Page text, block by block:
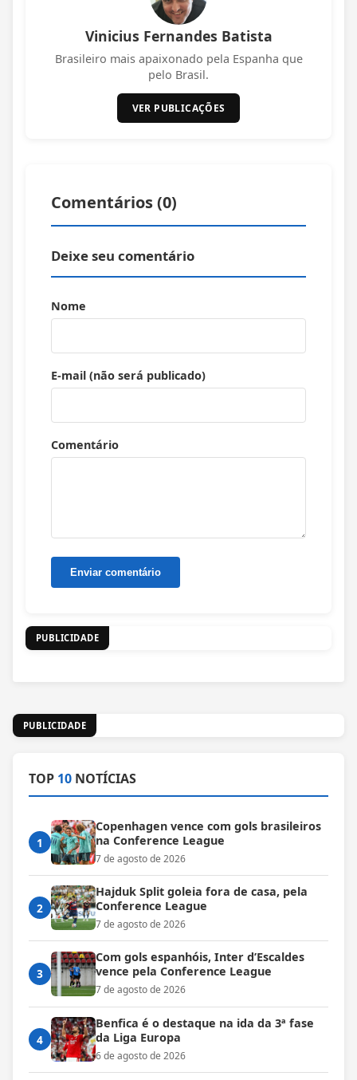
Vinicius Fernandes Batista
Brasileiro mais apaixonado pela Espanha que
pelo Brasil.
VER PUBLICAÇÕES
Comentários (0)
Deixe seu comentário
Nome
E-mail (não será publicado)
Comentário
PUBLICIDADE
PUBLICIDADE
TOP 10 NOTÍCIAS
1
Copenhagen vence com gols brasileiros
na Conference League
7 de agosto de 2026
2
Hajduk Split goleia fora de casa, pela
Conference League
7 de agosto de 2026
3
Com gols espanhóis, Inter d’Escaldes
vence pela Conference League
7 de agosto de 2026
4
Benfica é o destaque na ida da 3ª fase
da Liga Europa
6 de agosto de 2026